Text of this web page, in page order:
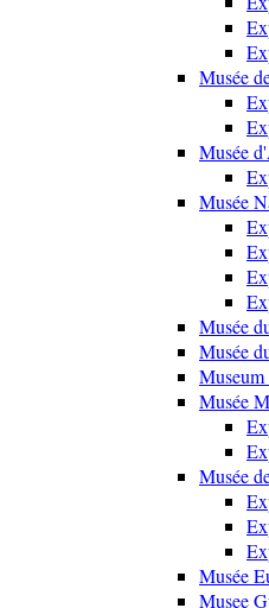
Musée
Musée
Musée
Musée
Musée
Musée
Musée
Musée
Musee